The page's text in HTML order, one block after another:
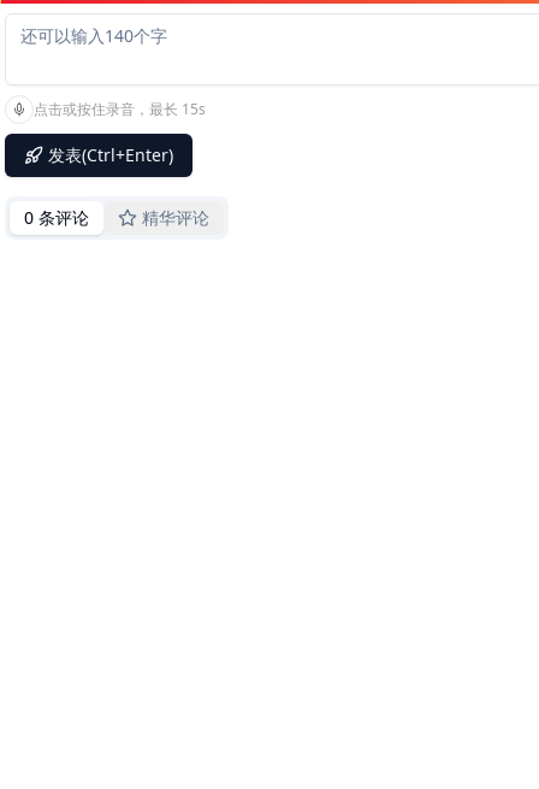
点击或按住录音，最长 15s
发表(Ctrl+Enter)
0 条评论 精华评论